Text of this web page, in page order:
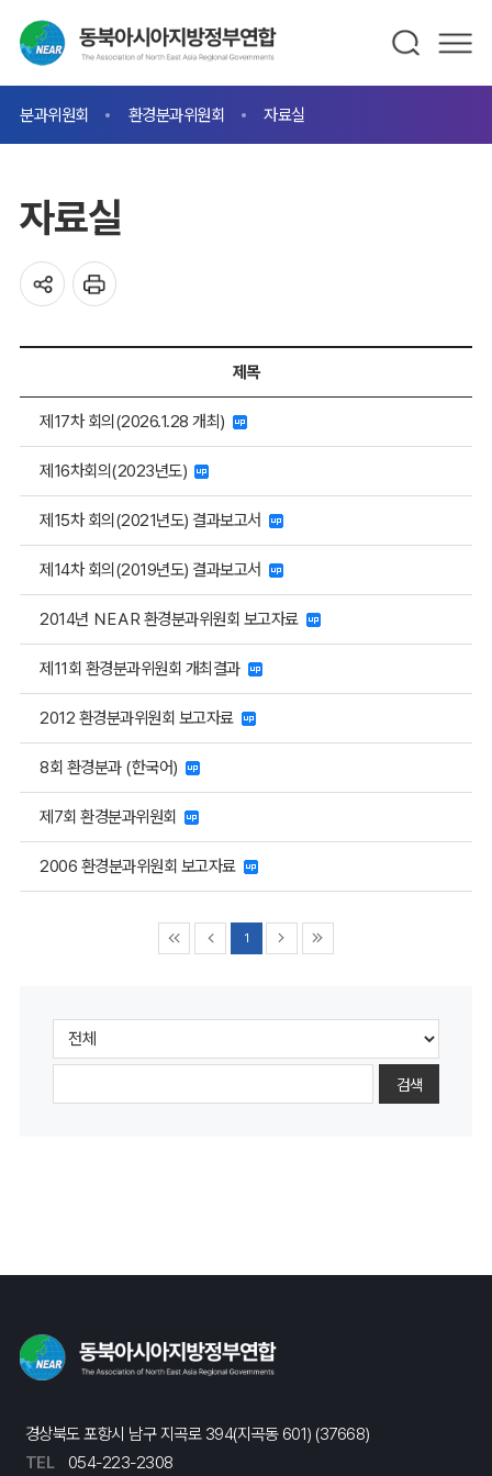
분과위원회 환경분과위원회 자료실
자료실
제목
제17차 회의(2026.1.28 개최)
제16차회의(2023년도)
제15차 회의(2021년도) 결과보고서
제14차 회의(2019년도) 결과보고서
2014년 ＮEＡR 환경분과위원회 보고자료
제11회 환경분과위원회 개최결과
2012 환경분과위원회 보고자료
8회 환경분과 (한국어)
제7회 환경분과위원회
2006 환경분과위원회 보고자료
1
검색
경상북도 포항시 남구 지곡로 394(지곡동 601) (37668)
TEL
054-223-2308